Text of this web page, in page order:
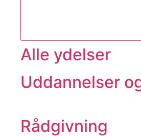
Alle ydelser
Uddannelser
Rådgivning